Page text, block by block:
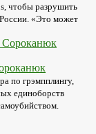
чтобы разрушить
«Это может
по грэмпплингу,
единоборств